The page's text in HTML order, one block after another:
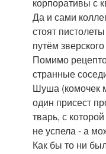
Да и сами
стоят
путём
Помимо
странные
Шуша (комочек
один присест
тварь, с
не успела - а
Как бы то ни